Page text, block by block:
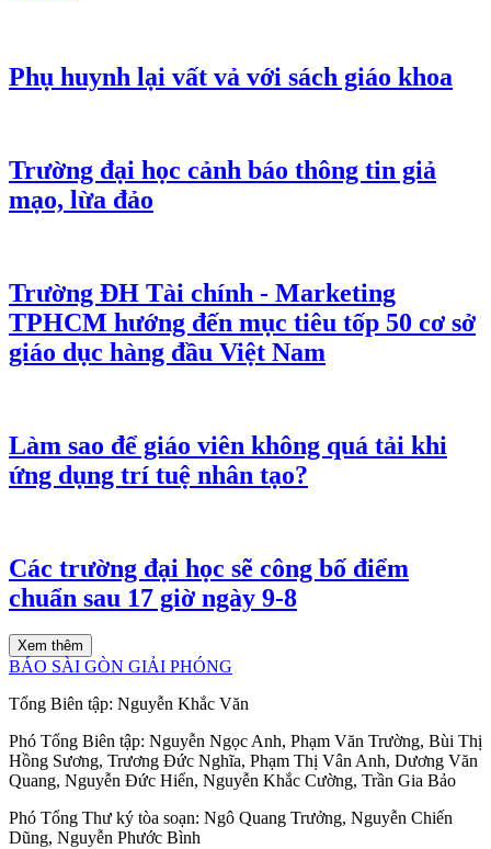
Phụ huynh lại vất vả với sách giáo khoa
Trường đại học cảnh báo thông tin giả
mạo, lừa đảo
Trường ĐH Tài chính - Marketing
TPHCM hướng đến mục tiêu tốp 50 cơ sở
giáo dục hàng đầu Việt Nam
Làm sao để giáo viên không quá tải khi
ứng dụng trí tuệ nhân tạo?
Các trường đại học sẽ công bố điểm
chuẩn sau 17 giờ ngày 9-8
Xem thêm
BÁO SÀI GÒN GIẢI PHÓNG
Tổng Biên tập: Nguyễn Khắc Văn
Phó Tổng Biên tập: Nguyễn Ngọc Anh, Phạm Văn Trường, Bùi Thị
Hồng Sương, Trương Đức Nghĩa, Phạm Thị Vân Anh, Dương Văn
Quang, Nguyễn Đức Hiển, Nguyễn Khắc Cường, Trần Gia Bảo
Phó Tổng Thư ký tòa soạn: Ngô Quang Trưởng, Nguyễn Chiến
Dũng, Nguyễn Phước Bình